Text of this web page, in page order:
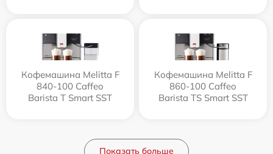
Кофемашина Melitta F
840-100 Caffeo
Barista T Smart SST
Кофемашина Melitta F
860-100 Caffeo
Barista TS Smart SST
Показать больше